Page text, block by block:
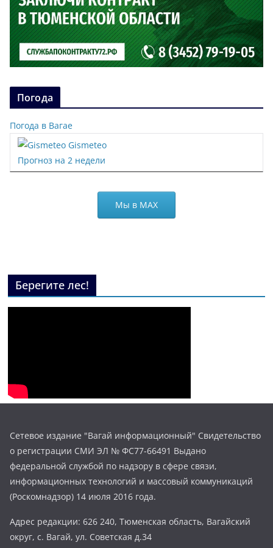
Погода
Погода в Вагае
Gismeteo
Прогноз на 2 недели
Мы в МАХ
Берегите лес!
Сетевое издание "Вагай информационный" Свидетельство
о регистрации СМИ ЭЛ № ФС77-66491 Выдано
федеральной службой по надзору в сфере связи,
информационных технологий и массовый коммуникаций
(Роскомнадзор) 14 июля 2016 года.
Адрес редакции: 626 240, Тюменская область, Вагайский
округ, с. Вагай, ул. Советская д.34